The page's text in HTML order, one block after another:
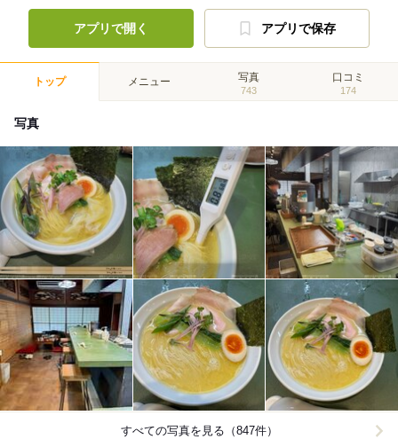
アプリで開く アプリで保存
トップ メニュー 写真
743
口コミ
174
写真
すべての写真を見る（847件）